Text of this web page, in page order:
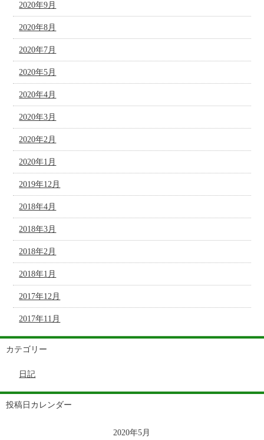
2020年9月
2020年8月
2020年7月
2020年5月
2020年4月
2020年3月
2020年2月
2020年1月
2019年12月
2018年4月
2018年3月
2018年2月
2018年1月
2017年12月
2017年11月
カテゴリー
日記
投稿日カレンダー
2020年5月